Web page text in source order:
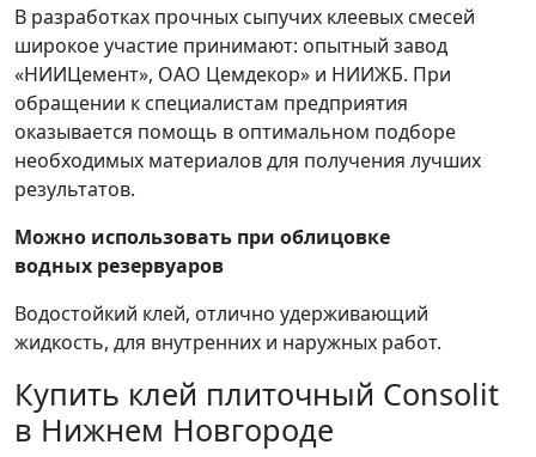
В разработках прочных сыпучих клеевых смесей
широкое участие принимают: опытный завод
«НИИЦемент», ОАО Цемдекор» и НИИЖБ. При
обращении к специалистам предприятия
оказывается помощь в оптимальном подборе
необходимых материалов для получения лучших
результатов.
Можно использовать при облицовке
водных резервуаров
Водостойкий клей, отлично удерживающий
жидкость, для внутренних и наружных работ.
Купить клей плиточный Consolit
в Нижнем Новгороде